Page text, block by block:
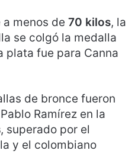
menos de 70 kilos, la
se colgó la medalla
plata fue para Canna
de bronce fueron
Ramírez en la
, superado por el
y el colombiano